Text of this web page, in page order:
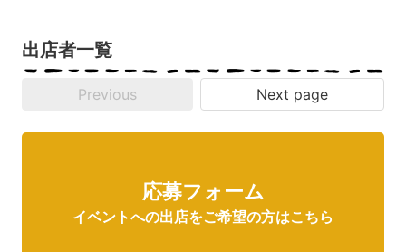
出店者一覧
Previous Next page
応募フォーム
イベントへの出店をご希望の方はこちら